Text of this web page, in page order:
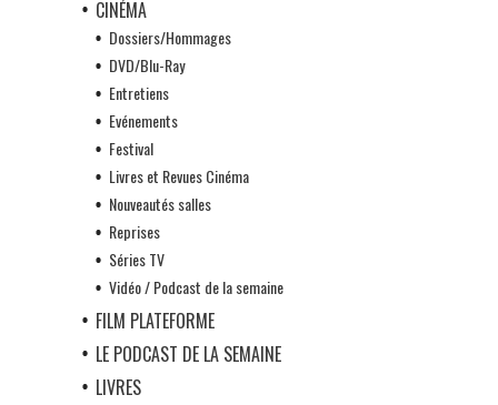
CINÉMA
Dossiers/Hommages
DVD/Blu-Ray
Entretiens
Evénements
Festival
Livres et Revues Cinéma
Nouveautés salles
Reprises
Séries TV
Vidéo / Podcast de la semaine
FILM PLATEFORME
LE PODCAST DE LA SEMAINE
LIVRES